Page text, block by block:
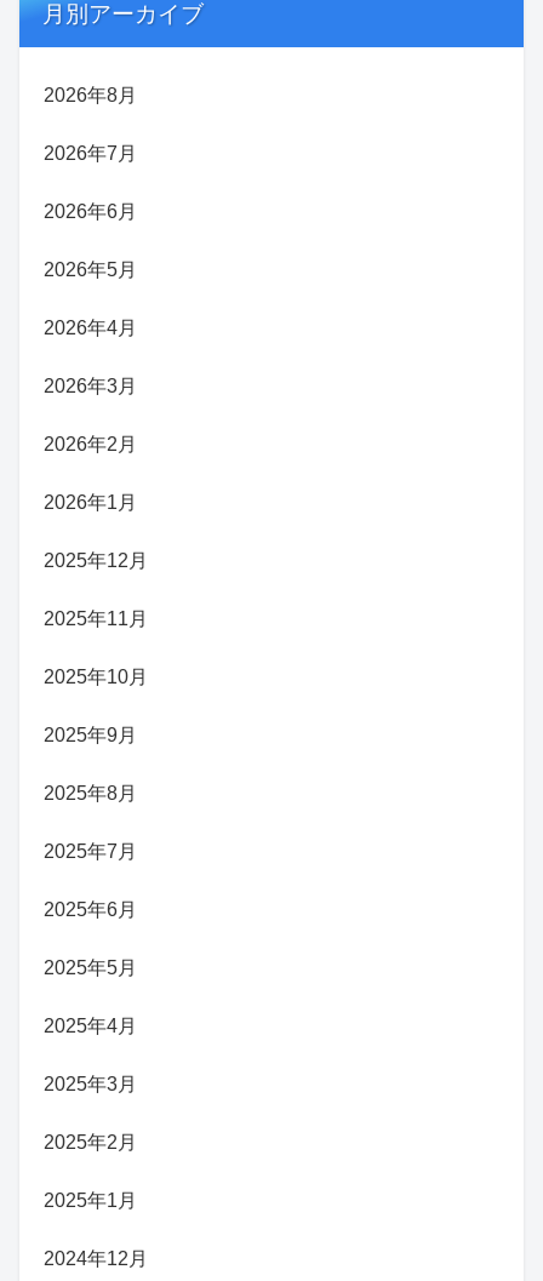
月別アーカイブ
2026年8月
2026年7月
2026年6月
2026年5月
2026年4月
2026年3月
2026年2月
2026年1月
2025年12月
2025年11月
2025年10月
2025年9月
2025年8月
2025年7月
2025年6月
2025年5月
2025年4月
2025年3月
2025年2月
2025年1月
2024年12月